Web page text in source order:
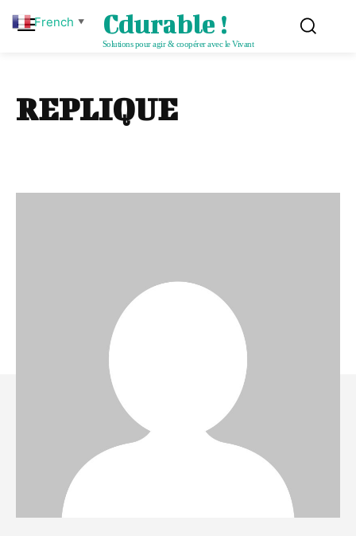
Cdurable !
Solutions pour agir & coopérer avec le Vivant
REPLIQUE
French ▼